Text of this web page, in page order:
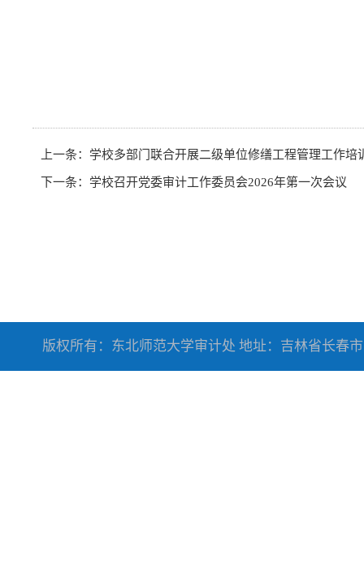
上一条： 学校多部门联合开展二级单位修缮工程管理工作培
下一条： 学校召开党委审计工作委员会2026年第一次会议
版权所有：东北师范大学审计处 地址：吉林省长春